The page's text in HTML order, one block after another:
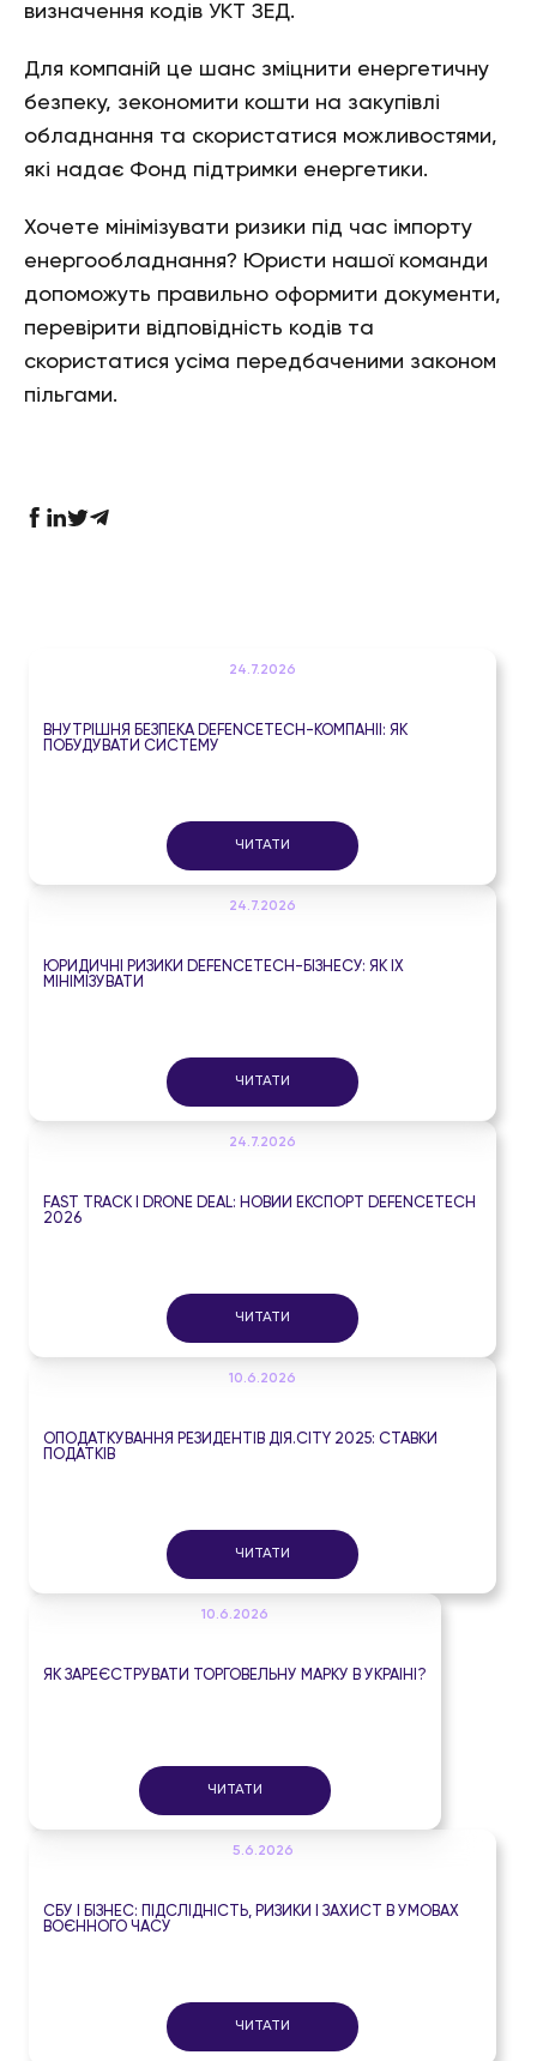
визначення кодів УКТ ЗЕД.
Для компаній це шанс зміцнити енергетичну
безпеку, зекономити кошти на закупівлі
обладнання та скористатися можливостями,
які надає Фонд підтримки енергетики.
Хочете мінімізувати ризики під час імпорту
енергообладнання? Юристи нашої команди
допоможуть правильно оформити документи,
перевірити відповідність кодів та
скористатися усіма передбаченими законом
пільгами.
24.7.2026
ВНУТРІШНЯ БЕЗПЕКА DEFENCETECH-КОМПАНІЇ: ЯК
ПОБУДУВАТИ СИСТЕМУ
ЧИТАТИ
24.7.2026
ЮРИДИЧНІ РИЗИКИ DEFENCETECH-БІЗНЕСУ: ЯК ЇХ
МІНІМІЗУВАТИ
ЧИТАТИ
24.7.2026
FAST TRACK І DRONE DEAL: НОВИЙ ЕКСПОРТ DEFENCETECH
2026
ЧИТАТИ
10.6.2026
ОПОДАТКУВАННЯ РЕЗИДЕНТІВ ДІЯ.CITY 2025: СТАВКИ
ПОДАТКІВ
ЧИТАТИ
10.6.2026
ЯК ЗАРЕЄСТРУВАТИ ТОРГОВЕЛЬНУ МАРКУ В УКРАЇНІ?
ЧИТАТИ
5.6.2026
СБУ І БІЗНЕС: ПІДСЛІДНІСТЬ, РИЗИКИ І ЗАХИСТ В УМОВАХ
ВОЄННОГО ЧАСУ
ЧИТАТИ